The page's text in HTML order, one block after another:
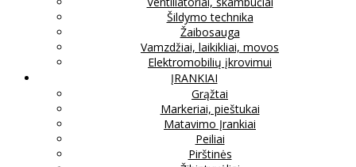
Šildymo technika
Žaibosauga
Vamzdžiai, laikikliai, movos
Elektromobilių įkrovimui
ĮRANKIAI
Grąžtai
Markeriai, pieštukai
Matavimo Įrankiai
Peiliai
Pirštinės